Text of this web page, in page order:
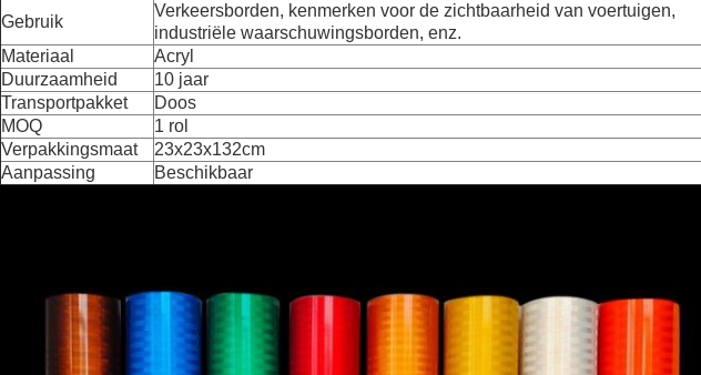
Gebruik
Verkeersborden, kenmerken voor de zichtbaarheid van voertuigen,
industriële waarschuwingsborden, enz.
Materiaal
Acryl
Duurzaamheid
10 jaar
Transportpakket
Doos
MOQ
1 rol
Verpakkingsmaat
23x23x132cm
Aanpassing
Beschikbaar